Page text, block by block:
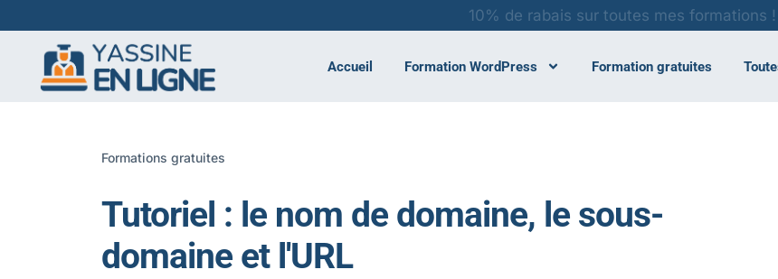
10% de rabais sur toutes mes formations !
Accueil Formation WordPress Formation gratuites
Formations gratuites
Tutoriel : le nom de domaine, le sous-
domaine et l'URL